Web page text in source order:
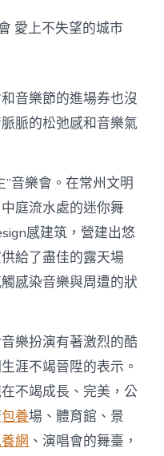
愛上不失望的城市
音樂節的進場券也沒
脈的松弛感和音樂氣
”音樂會。在常州文明
庭流水處的迷你舞
感建筑，營建出悠
給了盡佳的露天場
感染音樂與周遭的狀
樂扮演有著激烈的酷
涯不竭晉陞的表示。
不竭成長、完美，公
包養場、體育館、景
網 、演唱會的舞臺，